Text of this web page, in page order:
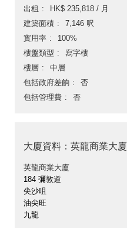
出租
HK$ 235,818 / 月
建築面積
7,146 呎
實用率
100%
樓盤類型
寫字樓
樓層
中層
包括政府差餉
否
包括管理費
否
大廈資料：英龍商業大廈
英龍商業大廈
184 彌敦道
尖沙咀
油尖旺
九龍